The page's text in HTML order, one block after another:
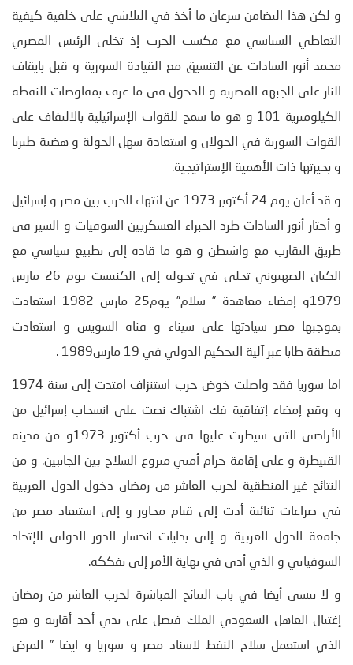
و لكن هذا التضامن سرعان ما أخذ في التلاشي على خلفية كيفية
التعاطي السياسي مع مكسب الحرب إذ تخلى الرئيس المصري
محمد أنور السادات عن التنسيق مع القيادة السورية و قبل بايقاف
النار على الجبهة المصرية و الدخول في ما عرف بمفاوضات النقطة
الكيلومترية 101 و هو ما سمح للقوات الإسرائيلية بالالتفاف على
القوات السورية في الجولان و استعادة سهل الحولة و هضبة طبريا
و بحيرتها ذات الأهمية الإستراتيجية.
و قد أعلن يوم 24 أكتوبر 1973 عن انتهاء الحرب بين مصر و إسرائيل
و أختار أنور السادات طرد الخبراء العسكريين السوفيات و السير في
طريق التقارب مع واشنطن و هو ما قاده إلى تطبيع سياسي مع
الكيان الصهيوني تجلى في تحوله إلى الكنيست يوم 26 مارس
1979و إمضاء معاهدة ” سلام” يوم25 مارس 1982 استعادت
بموجبها مصر سيادتها على سيناء و قناة السويس و استعادت
منطقة طابا عبر آلية التحكيم الدولي في 19 مارس1989 .
اما سوريا فقد واصلت خوض حرب استنزاف امتدت إلى سنة 1974
و وقع إمضاء إتفاقية فك اشتباك نصت على انسحاب إسرائيل من
الأراضي التي سيطرت عليها في حرب أكتوبر 1973و من مدينة
القنيطرة و على إقامة حزام أمني منزوع السلاح بين الجانبين. و من
النتائج غير المنطقية لحرب العاشر من رمضان دخول الدول العربية
في صراعات ثنائية أدت إلى قيام محاور و إلى استبعاد مصر من
جامعة الدول العربية و إلى بدايات انحسار الدور الدولي للإتحاد
السوفياتي و الذي أدى في نهاية الأمر إلى تفككه.
و لا ننسى أيضا في باب النتائج المباشرة لحرب العاشر من رمضان
إغتيال العاهل السعودي الملك فيصل على يدي أحد أقاربه و هو
الذي استعمل سلاح النفط لاسناد مصر و سوريا و ايضا ” المرض